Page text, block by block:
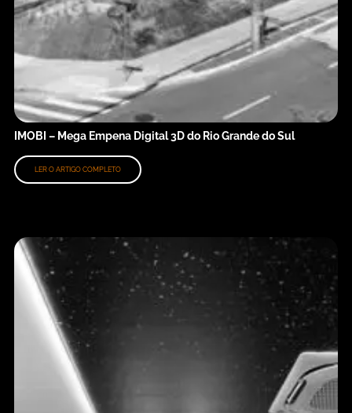
IMOBI – Mega Empena Digital 3D do Rio Grande do Sul
LER O ARTIGO COMPLETO